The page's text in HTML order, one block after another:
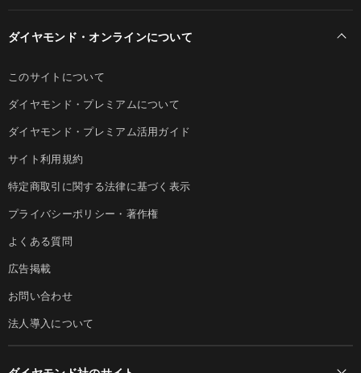
ダイヤモンド・オンラインについて
このサイトについて
ダイヤモンド・プレミアムについて
ダイヤモンド・プレミアム活用ガイド
サイト利用規約
特定商取引に関する法律に基づく表示
プライバシーポリシー・著作権
よくある質問
広告掲載
お問い合わせ
法人導入について